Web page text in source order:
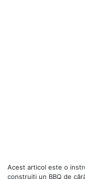
Acest articol este o
construiți un BBQ de